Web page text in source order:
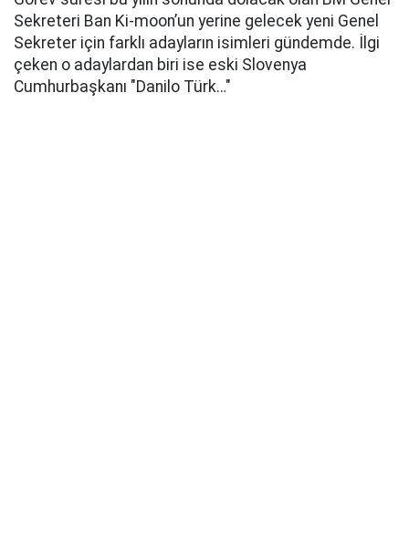
Sekreteri Ban Ki-moon’un yerine gelecek yeni Genel
Sekreter için farklı adayların isimleri gündemde. İlgi
çeken o adaylardan biri ise eski Slovenya
Cumhurbaşkanı "Danilo Türk…"